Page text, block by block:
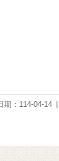
期：114-04-14